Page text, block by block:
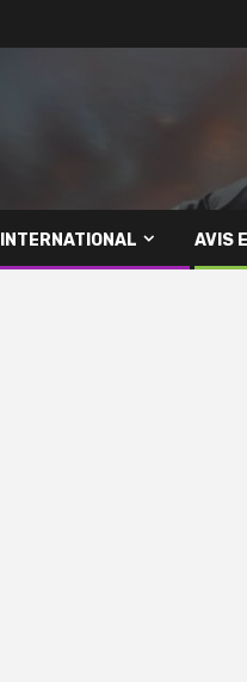
INTERNATIONAL AVIS